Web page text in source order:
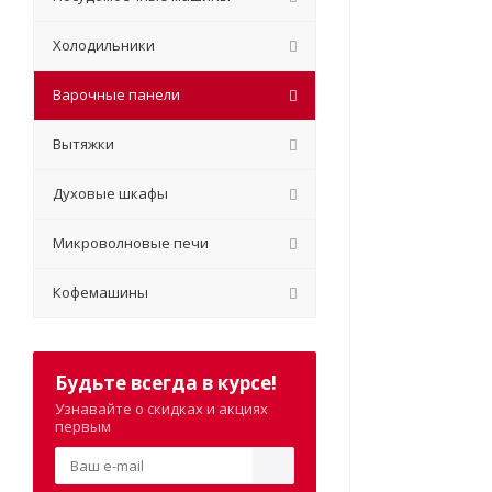
Холодильники
Варочные панели
Вытяжки
Духовые шкафы
Микроволновые печи
Кофемашины
Будьте всегда в курсе!
Узнавайте о скидках и акциях
первым